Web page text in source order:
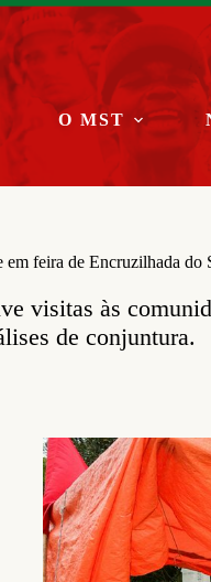
O MST
em feira de Encruzilhada do
visitas às
de conjuntura.